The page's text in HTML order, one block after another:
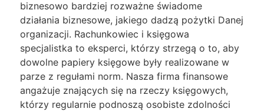
biznesowo bardziej rozważne świadome
działania biznesowe, jakiego dadzą pożytki Danej
organizacji. Rachunkowiec i księgowa
specjalistka to eksperci, którzy strzegą o to, aby
dowolne papiery księgowe były realizowane w
parze z regułami norm. Nasza firma finansowe
angażuje znających się na rzeczy księgowych,
którzy regularnie podnoszą osobiste zdolności